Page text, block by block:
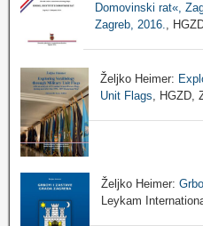
Domovinski rat«,
Zagreb, 2016.
,
Željko Heimer:
Unit Flags , HGZD,
Željko Heimer:
Leykam